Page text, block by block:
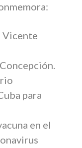
Vicente
para
en el